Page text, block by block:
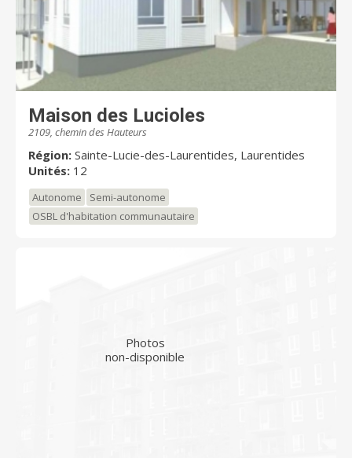
Maison des Lucioles
2109, chemin des Hauteurs
Région: Sainte-Lucie-des-Laurentides, Laurentides
Unités: 12
Autonome
Semi-autonome
OSBL d'habitation communautaire
Photos
non-disponible